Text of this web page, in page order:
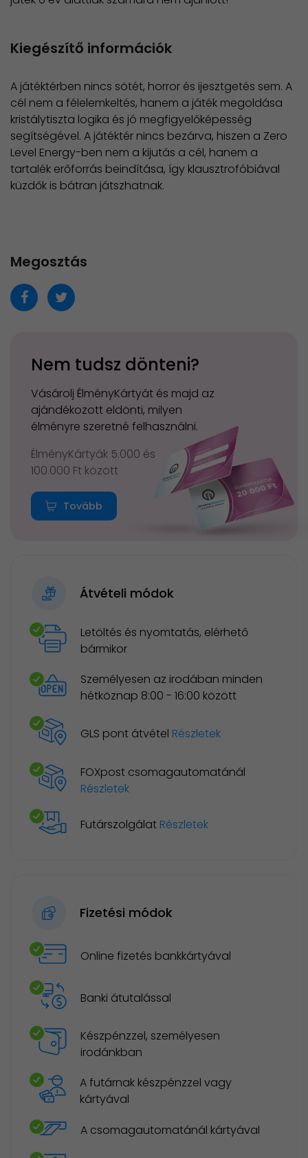
Kiegészítő információk
A játéktérben nincs sötét, horror és ijesztgetés sem. A
cél nem a félelemkeltés, hanem a játék megoldása
kristálytiszta logika és jó megfigyelőképesség
segítségével. A játéktér nincs bezárva, hiszen a Zero
Level Energy-ben nem a kijutás a cél, hanem a
tartalék erőforrás beindítása, így klausztrofóbiával
küzdők is bátran játszhatnak.
Megosztás
Nem tudsz dönteni?
Vásárolj ÉlményKártyát és majd az
ajándékozott eldönti, milyen
élményre szeretné felhasználni.
ÉlményKártyák 5.000 és
100.000 Ft között
Tovább
Átvételi módok
Letöltés és nyomtatás, elérhető
bármikor
Személyesen az irodában minden
hétköznap 8:00 - 16:00 között
GLS pont átvétel Részletek
FOXpost csomagautomatánál
Részletek
Futárszolgálat Részletek
Fizetési módok
Online fizetés bankkártyával
Banki átutalással
Készpénzzel, személyesen
irodánkban
A futárnak készpénzzel vagy
kártyával
A csomagautomatánál kártyával